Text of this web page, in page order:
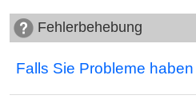
Fehlerbehebung
Falls Sie Probleme haben